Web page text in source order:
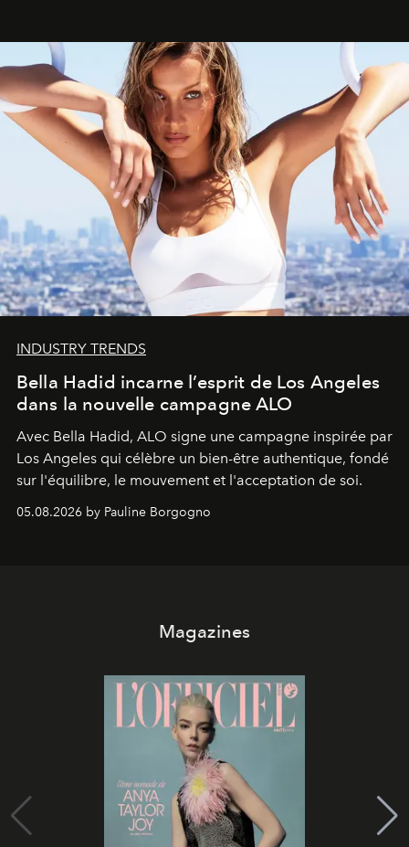
INDUSTRY TRENDS
Bella Hadid incarne l’esprit de Los Angeles
dans la nouvelle campagne ALO
Avec Bella Hadid, ALO signe une campagne inspirée par
Los Angeles qui célèbre un bien-être authentique, fondé
sur l'équilibre, le mouvement et l'acceptation de soi.
05.08.2026 by Pauline Borgogno
Magazines